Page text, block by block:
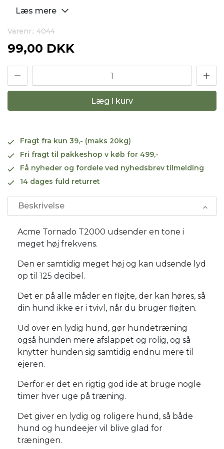
Læs mere
Varenr.: 4044
99,00 DKK
Læg i kurv
Fragt fra kun 39,- (maks 20kg)
Fri fragt til pakkeshop v køb for 499,-
Få nyheder og fordele ved nyhedsbrev tilmelding
14 dages fuld returret
Beskrivelse
Acme Tornado T2000 udsender en tone i
meget høj frekvens.
Den er samtidig meget høj og kan udsende lyd
op til 125 decibel.
Det er på alle måder en fløjte, der kan høres, så
din hund ikke er i tvivl, når du bruger fløjten.
Ud over en lydig hund, gør hundetræning
også hunden mere afslappet og rolig, og så
knytter hunden sig samtidig endnu mere til
ejeren.
Derfor er det en rigtig god ide at bruge nogle
timer hver uge på træning.
Det giver en lydig og roligere hund, så både
hund og hundeejer vil blive glad for
træningen.